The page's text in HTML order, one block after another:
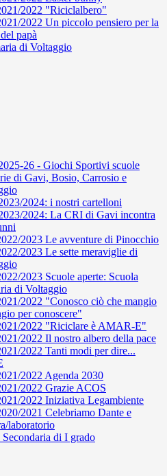
2022 "Riciclalbero"
2022 Un piccolo pensiero per la
papà
di Voltaggio
26 - Giochi Sportivi scuole
di Gavi, Bosio, Carrosio e
2024: i nostri cartelloni
2024: La CRI di Gavi incontra
2023 Le avventure di Pinocchio
2023 Le sette meraviglie di
2023 Scuole aperte: Scuola
di Voltaggio
2022 "Conosco ciò che mangio
per conoscere"
2022 "Riciclare è AMAR-E"
2022 Il nostro albero della pace
2022 Tanti modi per dire...
2022 Agenda 2030
2022 Grazie ACOS
2022 Iniziativa Legambiente
2021 Celebriamo Dante e
laboratorio
di I grado